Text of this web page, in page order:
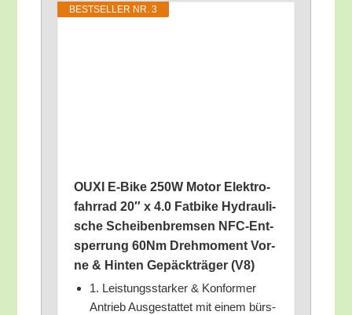
BEST­SEL­LER NR. 3
OUXI E‑Bike 250W Motor Elek­tro­
fahr­rad 20″ x 4.0 Fat­bike Hydrau­li­
sche Schei­ben­brem­sen NFC-Ent­
sper­rung 60Nm Dreh­mo­ment Vor­
ne & Hin­ten Gepäck­trä­ger (V8)
1. Leis­tungs­star­ker & Kon­for­mer
Antrieb Aus­ge­stat­tet mit einem bürs­